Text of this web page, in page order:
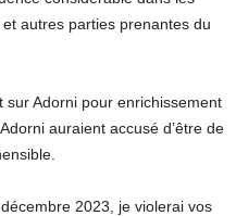
autres parties prenantes du
Adorni pour enrichissement
auraient accusé d’être de
2023, je violerai vos